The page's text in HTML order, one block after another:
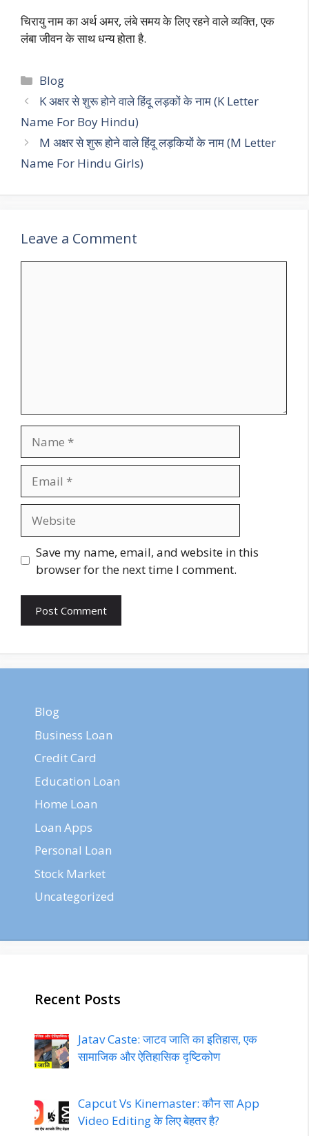
चिरायु नाम का अर्थ अमर, लंबे समय के लिए रहने वाले व्यक्ति, एक
लंबा जीवन के साथ धन्य होता है.
Blog
K अक्षर से शुरू होने वाले हिंदू लड़कों के नाम (K Letter
Name For Boy Hindu)
M अक्षर से शुरू होने वाले हिंदू लड़कियों के नाम (M Letter
Name For Hindu Girls)
Leave a Comment
Save my name, email, and website in this
browser for the next time I comment.
Blog
Business Loan
Credit Card
Education Loan
Home Loan
Loan Apps
Personal Loan
Stock Market
Uncategorized
Recent Posts
Jatav Caste: जाटव जाति का इतिहास, एक
सामाजिक और ऐतिहासिक दृष्टिकोण
Capcut Vs Kinemaster: कौन सा App
Video Editing के लिए बेहतर है?